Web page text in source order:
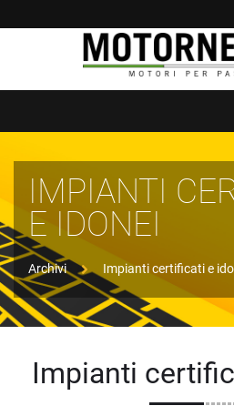
IMPIANTI
E IDONEI
Archivi Impianti certificati e
Impianti